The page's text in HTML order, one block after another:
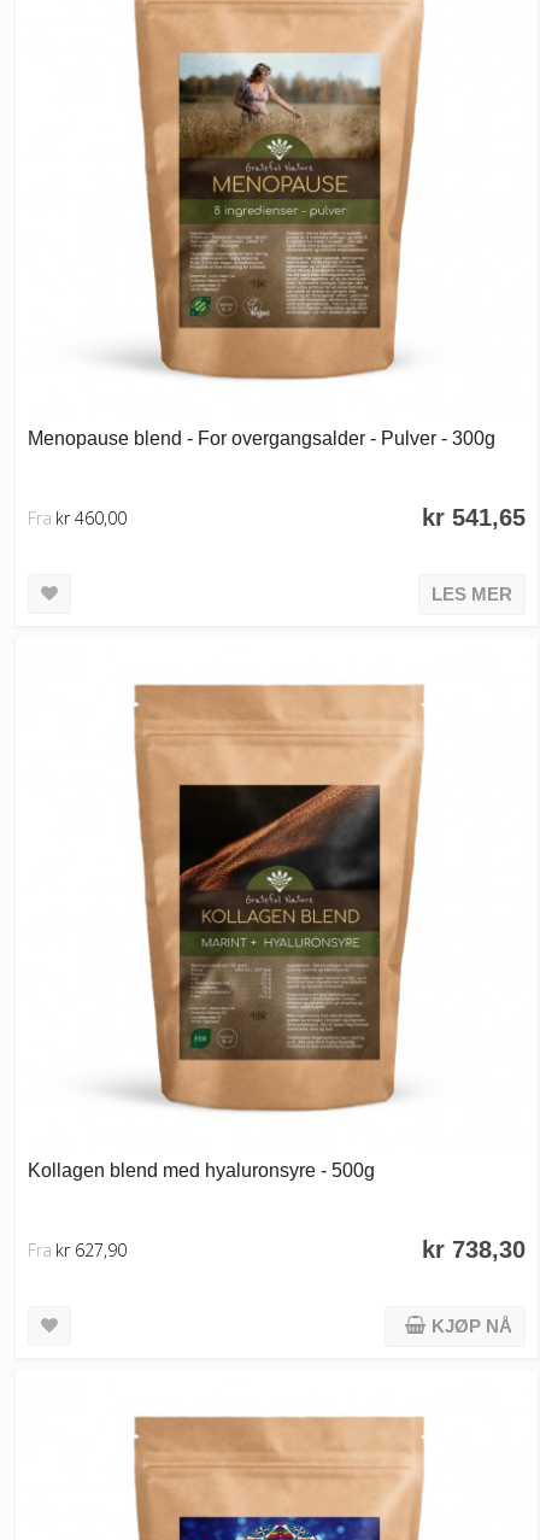
Menopause blend - For overgangsalder - Pulver - 300g
kr 541,65
Fra kr 460,00
LES MER
Kollagen blend med hyaluronsyre - 500g
kr 738,30
Fra kr 627,90
KJØP NÅ